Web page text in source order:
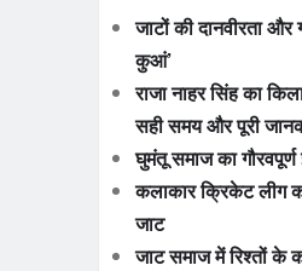
जाटों की दानवीरता और
कुआं’
राजा नाहर सिंह का
सही समय और पूरी
घुमंतू समाज का गौरवपूर्ण
कलाकार क्रिकेट लीग
जाट
जाट समाज में रिश्तों के